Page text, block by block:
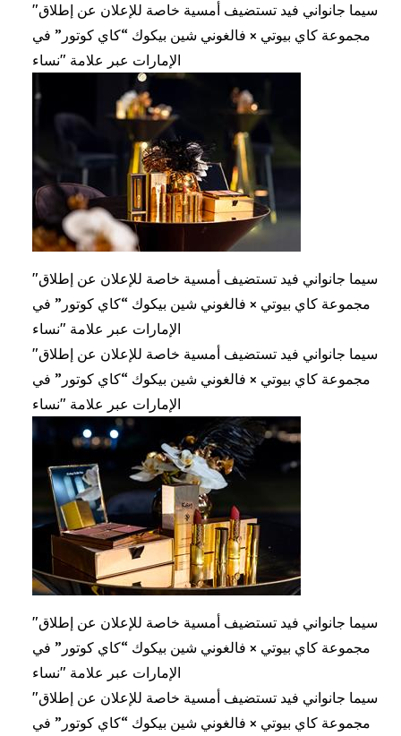
"سيما جانواني فيد تستضيف أمسية خاصة للإعلان عن إطلاق
مجموعة كاي بيوتي × فالغوني شين بيكوك “كاي كوتور” في
الإمارات عبر علامة "نساء
"سيما جانواني فيد تستضيف أمسية خاصة للإعلان عن إطلاق
مجموعة كاي بيوتي × فالغوني شين بيكوك “كاي كوتور” في
الإمارات عبر علامة "نساء
"سيما جانواني فيد تستضيف أمسية خاصة للإعلان عن إطلاق
مجموعة كاي بيوتي × فالغوني شين بيكوك “كاي كوتور” في
الإمارات عبر علامة "نساء
"سيما جانواني فيد تستضيف أمسية خاصة للإعلان عن إطلاق
مجموعة كاي بيوتي × فالغوني شين بيكوك “كاي كوتور” في
الإمارات عبر علامة "نساء
"سيما جانواني فيد تستضيف أمسية خاصة للإعلان عن إطلاق
مجموعة كاي بيوتي × فالغوني شين بيكوك “كاي كوتور” في